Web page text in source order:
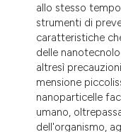
allo stesso
strumenti di
caratteristiche
delle
altresì
mensione
nanoparticelle
umano,
dell'organismo,